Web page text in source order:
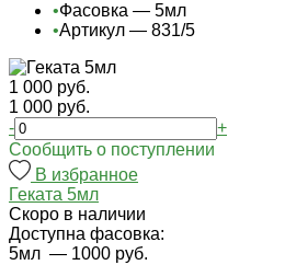
•Фасовка — 5мл
•Артикул — 831/5
1 000 руб.
1 000 руб.
-
+
Cообщить о поступлении
В избранное
Геката 5мл
Cкоро в наличии
Доступна фасовка:
5мл — 1000 руб.